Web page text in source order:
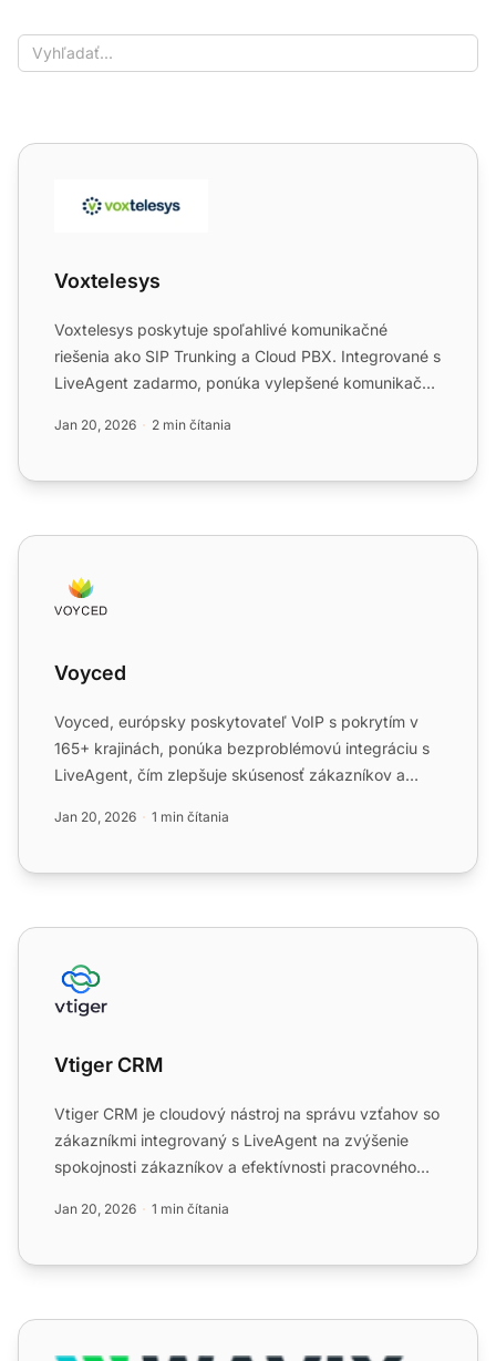
Voxtelesys
Voxtelesys
Voxtelesys poskytuje spoľahlivé komunikačné
riešenia ako SIP Trunking a Cloud PBX. Integrované s
LiveAgent zadarmo, ponúka vylepšené komunikačné
Jan 20, 2026 2 min čítania
Voyced
Voyced
Voyced, európsky poskytovateľ VoIP s pokrytím v
165+ krajinách, ponúka bezproblémovú integráciu s
LiveAgent, čím zlepšuje skúsenosť zákazníkov a
Jan 20, 2026 1 min čítania
Vtiger CRM
Vtiger CRM
Vtiger CRM je cloudový nástroj na správu vzťahov so
zákazníkmi integrovaný s LiveAgent na zvýšenie
spokojnosti zákazníkov a efektívnosti pracovného
Jan 20, 2026 1 min čítania
Wavix